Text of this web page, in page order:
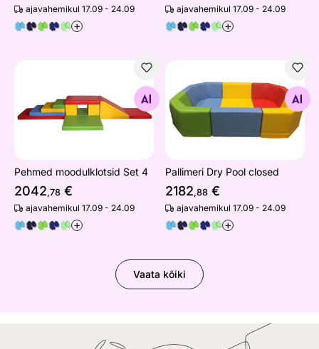
ajavahemikul 17.09 - 24.09
+
ajavahemikul 17.09 - 24.09
+
Otsi sarnaseid
Pehmed moodulklotsid Set 4
2042,78 €
ajavahemikul 17.09 - 24.09
+
Pallimeri Dry Pool closed
Otsi sarnaseid
Pallimeri Dry Pool closed
2182,88 €
ajavahemikul 17.09 - 24.09
+
Vaata kõiki